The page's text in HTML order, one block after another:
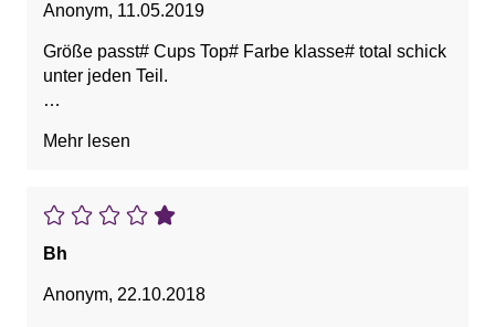
Anonym, 11.05.2019
Größe passt# Cups Top# Farbe klasse# total schick
unter jeden Teil.
Dekolleté
Mehr lesen
Bh
Anonym, 22.10.2018